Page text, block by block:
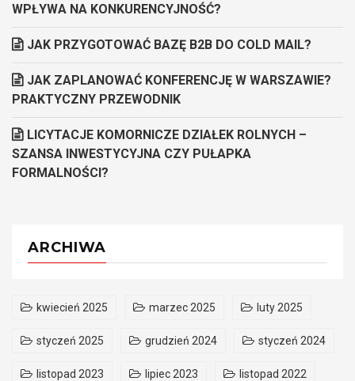
WPŁYWA NA KONKURENCYJNOŚĆ?
JAK PRZYGOTOWAĆ BAZĘ B2B DO COLD MAIL?
JAK ZAPLANOWAĆ KONFERENCJĘ W WARSZAWIE?
PRAKTYCZNY PRZEWODNIK
LICYTACJE KOMORNICZE DZIAŁEK ROLNYCH –
SZANSA INWESTYCYJNA CZY PUŁAPKA
FORMALNOŚCI?
ARCHIWA
kwiecień 2025 marzec 2025 luty 2025
styczeń 2025 grudzień 2024 styczeń 2024
listopad 2023 lipiec 2023 listopad 2022